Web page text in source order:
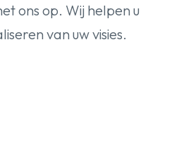
ons op. Wij helpen u
van uw visies.